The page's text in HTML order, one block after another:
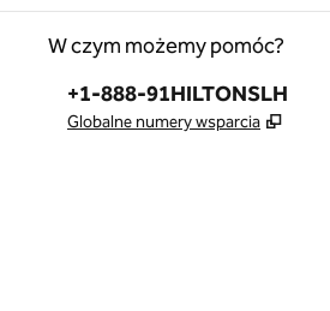
W czym możemy pomóc?
Telefon:
+1-888-91HILTONSLH
Globalne numery wsparcia ,